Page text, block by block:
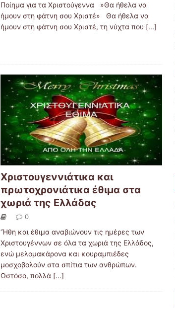
Ποίημα για τα Χριστούγεννα »Θα ήθελα να
ήμουν στη φάτνη σου Χριστέ» Θα ήθελα να
ήμουν στη φάτνη σου Χριστέ, τη νύχτα που [...]
Χριστουγεννιάτικα και
πρωτοχρονιάτικα έθιμα στα
χωριά της Ελλάδας
0
‘Ήθη και έθιμα αναβιώνουν τις ημέρες των
Χριστουγέννων σε όλα τα χωριά της Ελλάδος,
ενώ μελομακάρονα και κουραμπιέδες
μοσχοβολούν στα σπίτια των ανθρώπων.
Ωστόσο, πολλά [...]